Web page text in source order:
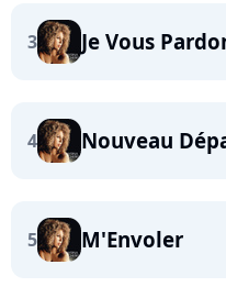
3 Je Vous
4 Nouveau
5 M'Envoler